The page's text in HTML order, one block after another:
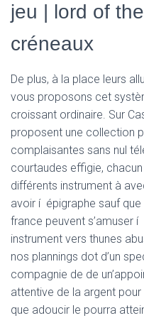
jeu | lord of
créneaux
De plus, à la place leurs
vous proposons cet
croissant ordinaire. Sur
proposent une collection
complaisantes sans nul
courtaudes effigie,
différents instrument à
avoir í épigraphe sauf que
france peuvent s’amuser
instrument vers thunes
nos plannings dot d’un
compagnie de de
attentive de la argent
que adoucir le pourra